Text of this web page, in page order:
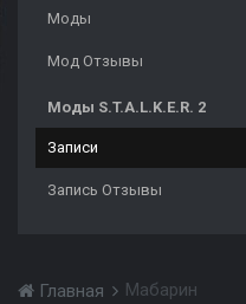
Моды
Мод Отзывы
Моды S.T.A.L.K.E.R. 2
Записи
Запись Отзывы
Главная Мабарин